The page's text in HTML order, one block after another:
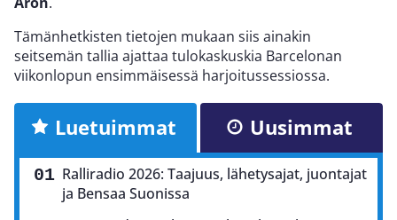
Tämänhetkisten tietojen mukaan siis ainakin
seitsemän tallia ajattaa tulokaskuskia Barcelonan
viikonlopun ensimmäisessä harjoitussessiossa.
Luetuimmat Uusimmat
Ralliradio 2026: Taajuus, lähetysajat, juontajat
ja Bensaa Suonissa